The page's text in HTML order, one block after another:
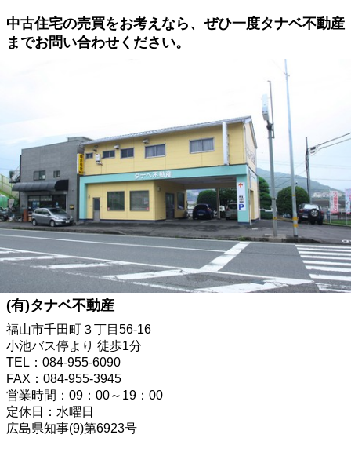
中古住宅の売買をお考えなら、ぜひ一度タナベ不動産
までお問い合わせください。
(有)タナベ不動産
福山市千田町３丁目56-16
小池バス停より 徒歩1分
TEL：084-955-6090
FAX：084-955-3945
営業時間：09：00～19：00
定休日：水曜日
広島県知事(9)第6923号